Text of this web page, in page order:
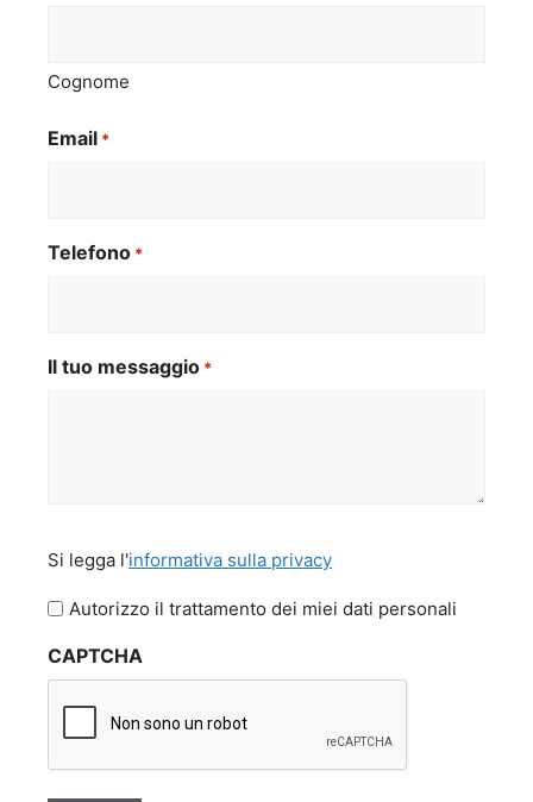
Cognome
Email *
Telefono *
Il tuo messaggio *
legga
l'informativa
privacy
Si legga l'informativa sulla privacy
Autorizzo il trattamento dei miei dati personali
CAPTCHA